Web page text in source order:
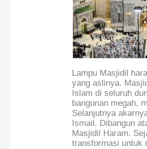
Lampu Masjidil
yang aslinya.
Islam di seluruh
bangunan megah,
Selanjutnya
Ismail. Dibangun
Masjidil Haram.
transformasi untuk